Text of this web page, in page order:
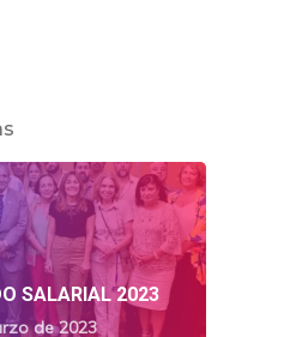
SALARIAL 2023
de 2023